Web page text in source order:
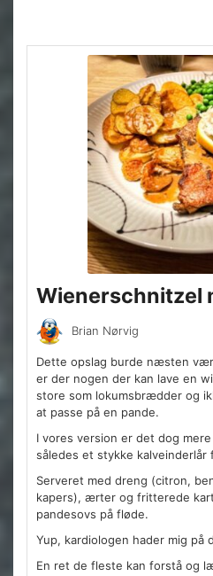
Wienerschnitzel
Brian Nørvig
Dette opslag burde næsten
er der nogen der kan lave en
store som lokumsbrædder og
at passe på en pande.
I vores version er det dog
således et stykke kalveinderlår
Serveret med dreng (citron,
kapers), ærter og fritterede
pandesovs på fløde.
Yup, kardiologen hader mig på
En ret de fleste kan forstå og